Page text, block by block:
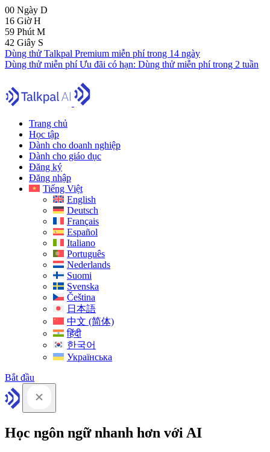
00 Ngày D
16 GiờH
59 Phút M
41 Giây S
Dùng thử Talkpal Premium miễn phí trong 14 ngày
Dùng thử miễn phíƯu đãi có hạn: Dùng thử miễn phí trong 2 tuần
Trang chủ
Học tập
Dành cho doanh nghiệp
Dành cho giáo dục
Đăng ký
Đăng nhập
Tiếng Việt
English
Deutsch
Français
Español
Italiano
Português
Nederlands
Suomi
Svenska
Čeština
日本語
中文 (简体)
हिंदी
한국어
Українська
Bắt đầu
Học ngôn ngữ nhanh hơn với AI